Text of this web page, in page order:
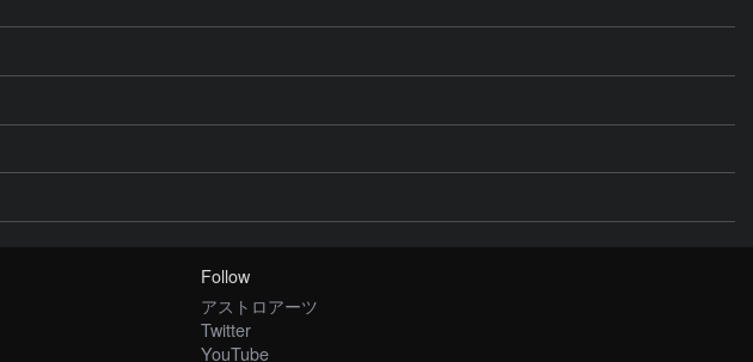
Follow
アストロアーツ
Twitter
YouTube